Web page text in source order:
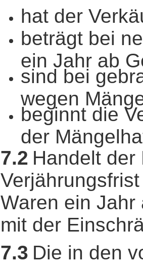
hat der
beträgt bei
ein Jahr ab
sind bei
wegen
beginnt die
der
7.2 Handelt der
Waren ein Jahr
mit der
7.3 Die in den